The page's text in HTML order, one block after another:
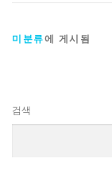
미분류에 게시됨
검색